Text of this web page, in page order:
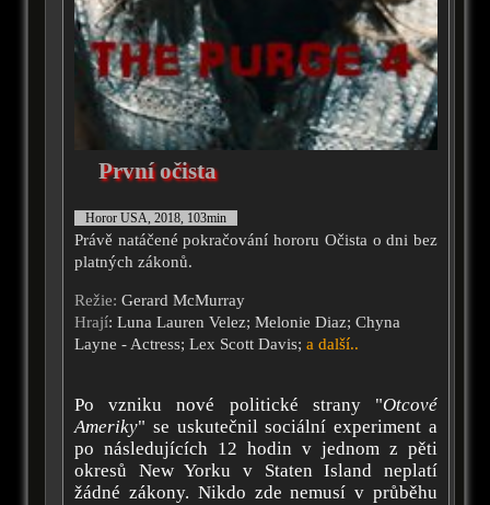
První očista
Horor USA, 2018, 103min
Právě natáčené pokračování hororu Očista o dni bez
platných zákonů.
Režie: Gerard McMurray
Hrají: Luna Lauren Velez; Melonie Diaz; Chyna
Layne - Actress; Lex Scott Davis; a další..
Po vzniku nové politické strany "Otcové
Ameriky" se uskutečnil sociální experiment a
po následujících 12 hodin v jednom z pěti
okresů New Yorku v Staten Island neplatí
žádné zákony. Nikdo zde nemusí v průběhu